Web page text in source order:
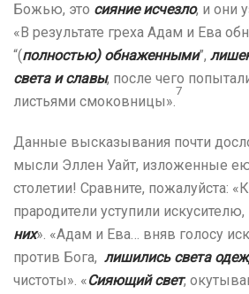
Божью, это сияние исчезло, и они
«В результате греха Адам и Ева
“(полностью) обнаженными”,
света и славы, после чего
листьями смоковницы».
7
Данные высказывания почти
мысли Эллен Уайт, изложенные
столетии! Сравните, пожалуйста:
прародители уступили искусителю,
них». «Адам и Ева… вняв голосу
против Бога, лишились света
чистоты». «Сияющий свет,